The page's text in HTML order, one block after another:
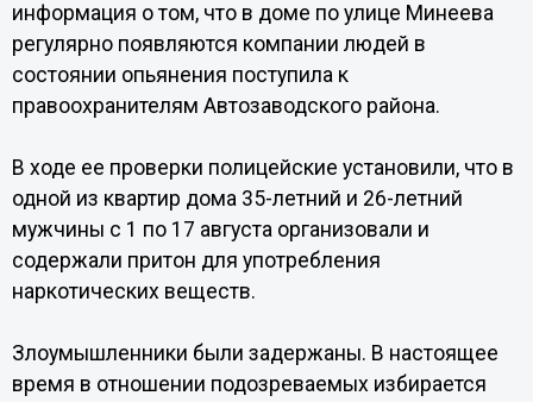
информация о том, что в доме по улице Минеева
регулярно появляются компании людей в
состоянии опьянения поступила к
правоохранителям Автозаводского района.
В ходе ее проверки полицейские установили, что в
одной из квартир дома 35-летний и 26-летний
мужчины с 1 по 17 августа организовали и
содержали притон для употребления
наркотических веществ.
Злоумышленники были задержаны. В настоящее
время в отношении подозреваемых избирается